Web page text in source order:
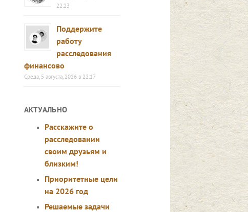
22:23
Поддержите
работу
расследования
финансово
Среда, 5 августа, 2026 в 22:17
АКТУАЛЬНО
Расскажите о
расследовании
своим друзьям и
близким!
Приоритетные цели
на 2026 год
Решаемые задачи